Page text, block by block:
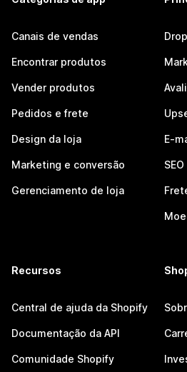
Canais de vendas
Encontrar produtos
Vender produtos
Pedidos e frete
Design da loja
Marketing e conversão
Gerenciamento de loja
E-
SEO
Recursos
Central de ajuda da Shopify
Documentação da API
Comunidade Shopify